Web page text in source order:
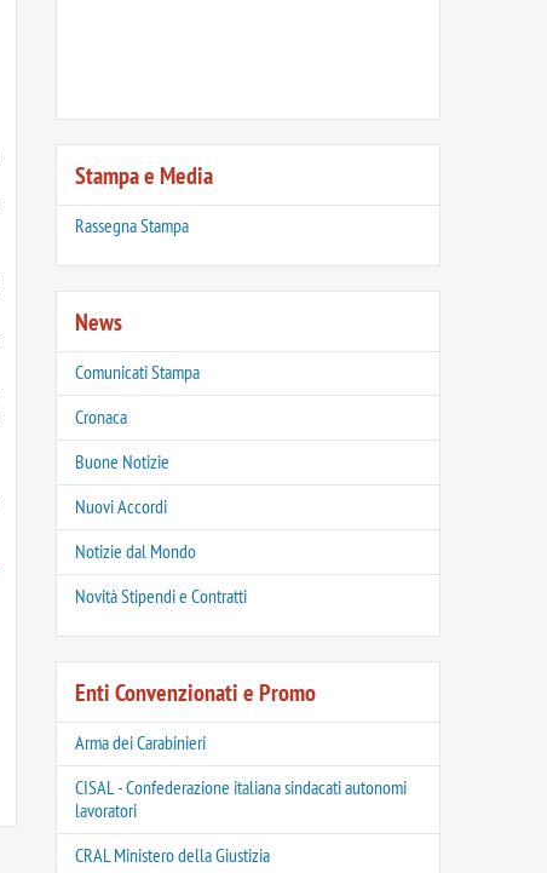
Stampa e Media
Rassegna Stampa
News
Comunicati Stampa
Cronaca
Buone Notizie
Nuovi Accordi
Notizie dal Mondo
Novità Stipendi e Contratti
Enti Convenzionati e Promo
Arma dei Carabinieri
CISAL - Confederazione italiana sindacati autonomi
lavoratori
CRAL Ministero della Giustizia